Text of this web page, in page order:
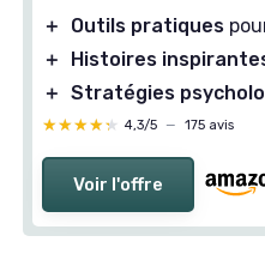
＋
Outils pratiques
＋
Histoires
＋ Stratégies
★★★★★
★★★★★ 4,3/5 — 175 avis
Voir l'offre